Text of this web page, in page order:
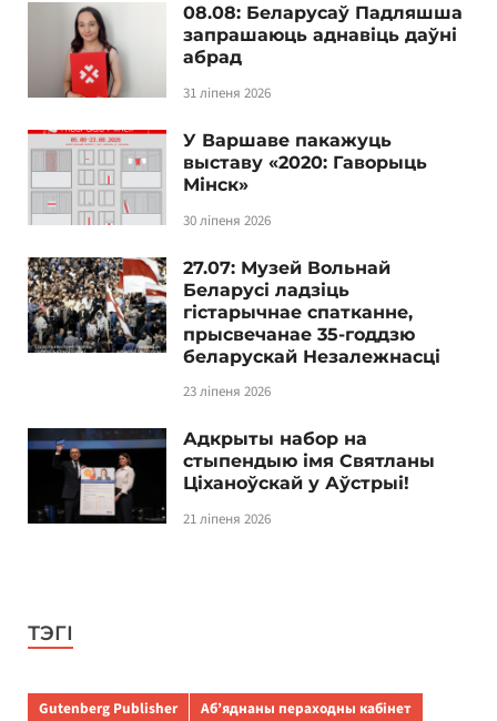
08.08: Беларусаў Падляшша
запрашаюць аднавіць даўні
абрад
31 ліпеня 2026
У Варшаве пакажуць
выставу «2020: Гаворыць
Мінск»
30 ліпеня 2026
27.07: Музей Вольнай
Беларусі ладзіць
гістарычнае спатканне,
прысвечанае 35-годдзю
беларускай Незалежнасці
23 ліпеня 2026
Адкрыты набор на
стыпендыю імя Святланы
Ціханоўскай у Аўстрыі!
21 ліпеня 2026
ТЭГІ
Gutenberg Publisher
Аб’яднаны пераходны кабінет